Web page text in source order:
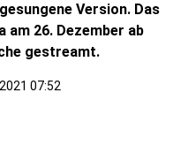
Version. Das
am 26. Dezember ab
gestreamt.
07:52